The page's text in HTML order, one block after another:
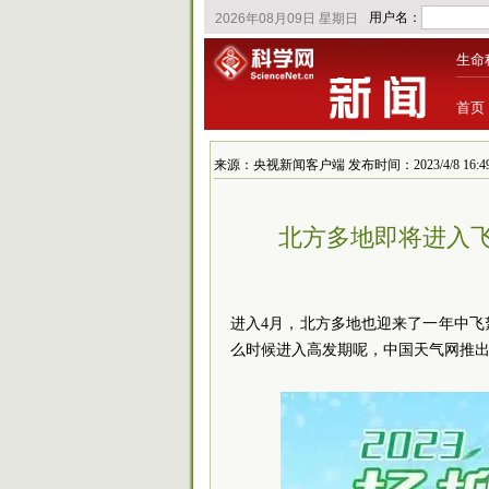
生命
首页
来源：央视新闻客户端 发布时间：2023/4/8
北方多地即将进入
进入4月，北方多地也迎来了一年中
么时候进入高发期呢，中国天气网推